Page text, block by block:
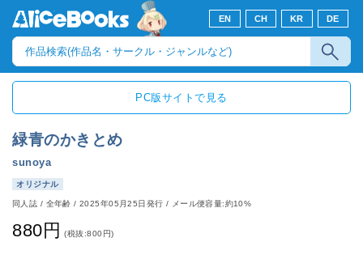
EN CH KR DE
PC版サイトで見る
緑青のかきとめ
sunoya
オリジナル
同人誌 / 全年齢/2025年05月25日発行 / メール便容量:約10%
880円 (税抜:800円)